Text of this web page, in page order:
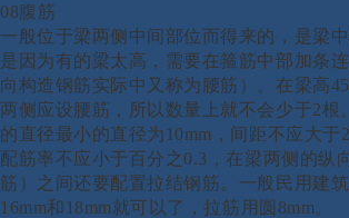
08腹筋
一般位于梁两侧中间部位而得来的，是梁
是因为有的梁太高，需要在箍筋中部加条
向构造钢筋实际中又称为腰筋）。在梁高
两侧应设腰筋，所以数量上就不会少于2根。
的直径最小的直径为10mm，间距不应大于
配筋率不应小于百分之0.3，在梁两侧的纵
筋）之间还要配置拉结钢筋。一般民用建
16mm和18mm就可以了，拉筋用圆8mm。